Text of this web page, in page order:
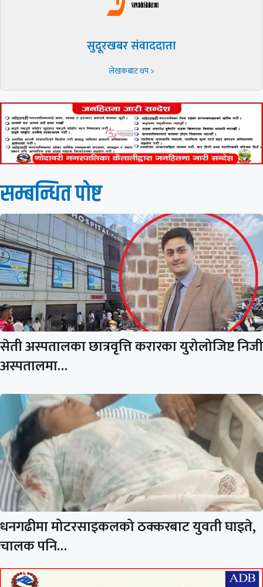
सुदूरखबर संवाददाता
लेखकबाट थप >
सम्बन्धित पाेष्ट
सेती अस्पतालका छात्रवृत्ति करारका युरोलोजिष्ट निजी
अस्पतालमा…
धनगढीमा मोटरसाइकलको ठक्करबाट युवती घाइते,
चालक पनि…